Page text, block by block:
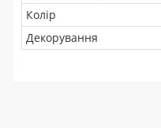
Колір
Декорування